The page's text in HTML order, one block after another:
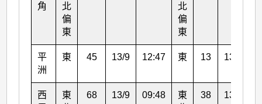
角
北
偏
東
北
偏
東
平
洲
東 45 13/9 12:47 東 13 13/9
西
東
68 13/9 09:48
東
38 13/9